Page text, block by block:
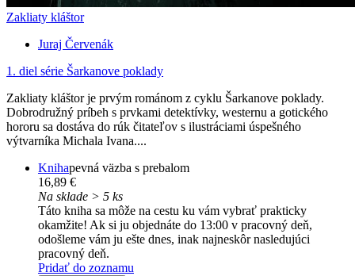
Zakliaty kláštor
Juraj Červenák
1. diel série Šarkanove poklady
Zakliaty kláštor je prvým románom z cyklu Šarkanove poklady.
Dobrodružný príbeh s prvkami detektívky, westernu a gotického
hororu sa dostáva do rúk čitateľov s ilustráciami úspešného
výtvarníka Michala Ivana....
Knihapevná väzba s prebalom
16,89 €
Na sklade > 5 ks
Táto kniha sa môže na cestu ku vám vybrať prakticky
okamžite! Ak si ju objednáte do 13:00 v pracovný deň,
odošleme vám ju ešte dnes, inak najneskôr nasledujúci
pracovný deň.
Pridať do zoznamu